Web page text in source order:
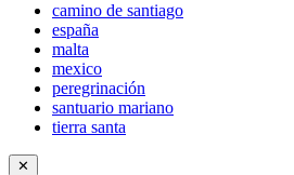
camino de santiago
españa
malta
mexico
peregrinación
santuario mariano
tierra santa
✕